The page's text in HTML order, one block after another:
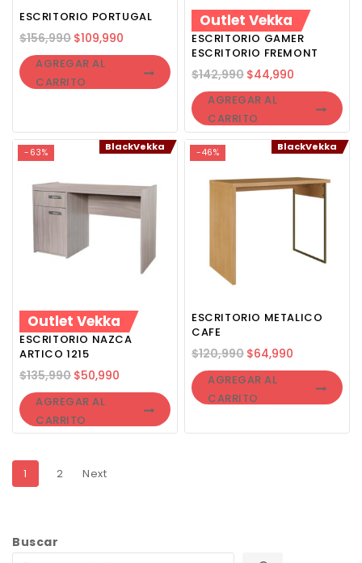
ESCRITORIO PORTUGAL
$156,990 $109,990
AGREGAR AL
CARRITO
Outlet Vekka
ESCRITORIO GAMER
ESCRITORIO FREMONT
$142,990 $44,990
AGREGAR AL
CARRITO
-63% BlackVekka
Outlet Vekka
ESCRITORIO NAZCA
ARTICO 1215
$135,990 $50,990
AGREGAR AL
CARRITO
-46% BlackVekka
ESCRITORIO METALICO
CAFE
$120,990 $64,990
AGREGAR AL
CARRITO
1 2 Next
Buscar